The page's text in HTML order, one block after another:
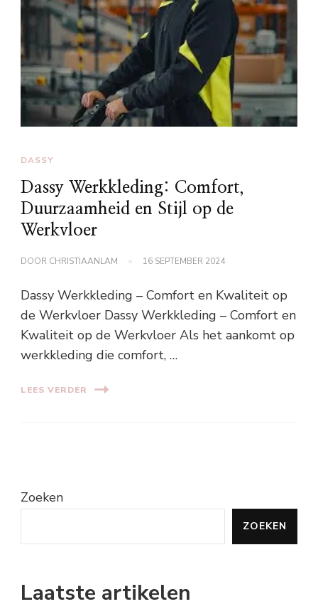
DASSY
Dassy Werkkleding: Comfort,
Duurzaamheid en Stijl op de
Werkvloer
DOOR CHRISTIAANLAM 16 SEPTEMBER 2024
Dassy Werkkleding – Comfort en Kwaliteit op
de Werkvloer Dassy Werkkleding – Comfort en
Kwaliteit op de Werkvloer Als het aankomt op
werkkleding die comfort, …
LEES VERDER
Zoeken
ZOEKEN
Laatste artikelen